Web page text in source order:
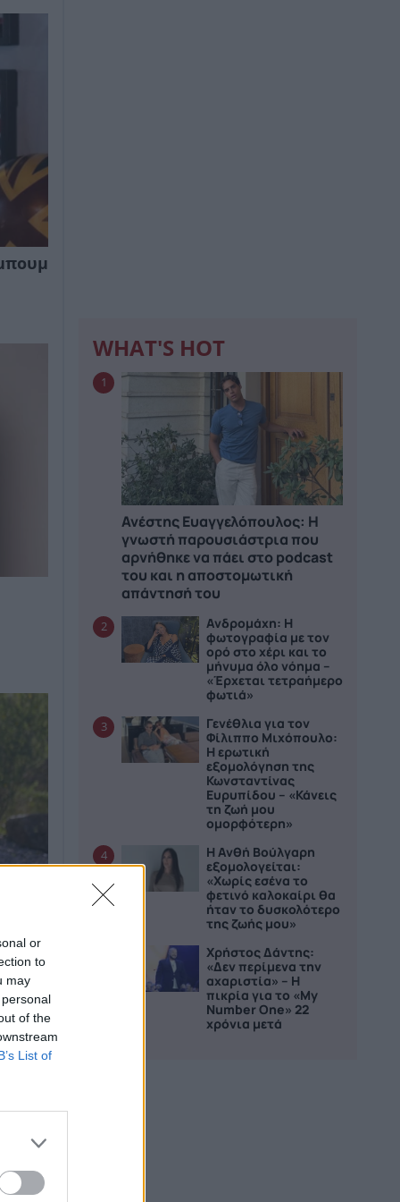
or
to
may
of the
List of
WHAT'S HOT
1
Ανέστης Ευαγγελόπουλος: Η
γνωστή παρουσιάστρια που
αρνήθηκε να πάει στο podcast
του και η αποστομωτική
απάντησή του
2
Ανδρομάχη: Η
φωτογραφία με τον
ορό στο χέρι και το
μήνυμα όλο νόημα –
«Έρχεται τετραήμερο
φωτιά»
3
Γενέθλια για τον
Φίλιππο Μιχόπουλο:
Η ερωτική
εξομολόγηση της
Κωνσταντίνας
Ευρυπίδου – «Κάνεις
τη ζωή μου
ομορφότερη»
4
Η Ανθή Βούλγαρη
εξομολογείται:
«Χωρίς εσένα το
φετινό καλοκαίρι θα
ήταν το δυσκολότερο
της ζωής μου»
Χρήστος Δάντης:
«Δεν περίμενα την
αχαριστία» – Η
πικρία για το «My
Number One» 22
χρόνια μετά